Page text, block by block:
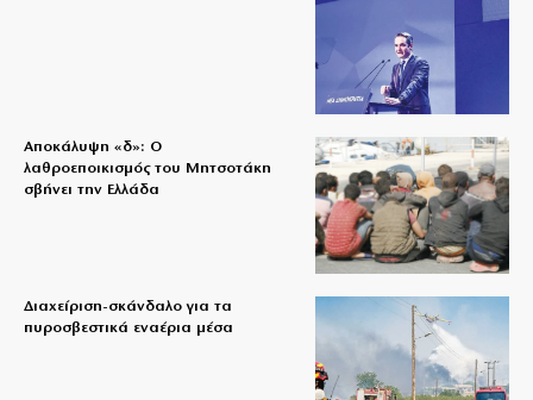
Αποκάλυψη «δ»: Ο
λαθροεποικισμός του Μητσοτάκη
σβήνει την Ελλάδα
Διαχείριση-σκάνδαλο για τα
πυροσβεστικά εναέρια μέσα